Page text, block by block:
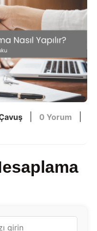
0 Yorum